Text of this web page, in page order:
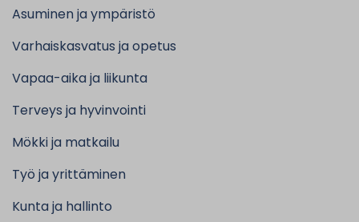
Asuminen ja ympäristö
Varhaiskasvatus ja opetus
Vapaa-aika ja liikunta
Terveys ja hyvinvointi
Mökki ja matkailu
Työ ja yrittäminen
Kunta ja hallinto